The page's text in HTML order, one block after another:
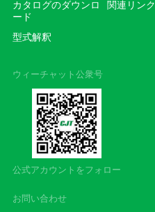
お問い合わせ
カタログのダウンロ
ード
関連リンク
型式解釈
ウィーチャット公衆号
公式アカウントをフォロー